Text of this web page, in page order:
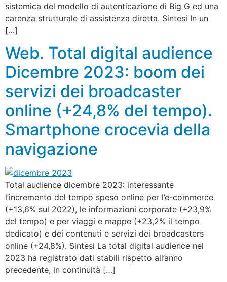
sistemica del modello di autenticazione di Big G ed una
carenza strutturale di assistenza diretta. Sintesi In un
[…]
Web. Total digital audience
Dicembre 2023: boom dei
servizi dei broadcaster
online (+24,8% del tempo).
Smartphone crocevia della
navigazione
Total audience dicembre 2023: interessante
l’incremento del tempo speso online per l’e-commerce
(+13,6% sul 2022), le informazioni corporate (+23,9%
del tempo) e per viaggi e mappe (+23,2% il tempo
dedicato) e dei contenuti e servizi dei broadcasters
online (+24,8%). Sintesi La total digital audience nel
2023 ha registrato dati stabili rispetto all’anno
precedente, in continuità […]